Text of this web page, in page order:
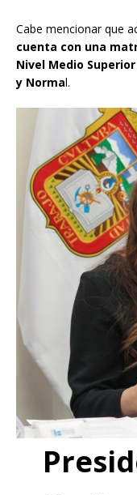
Cabe mencionar que
cuenta con una
Nivel Medio
y Normal.